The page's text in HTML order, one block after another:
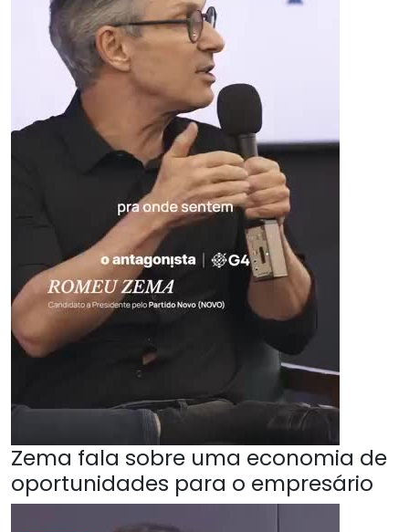
Zema fala sobre uma economia de
oportunidades para o empresário